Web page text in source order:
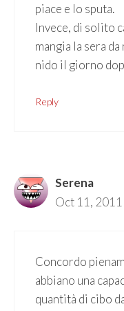
piace e lo sputa.
Invece, di solito
mangia la sera
nido il giorno
Reply
Serena
Oct 11,
Concordo
abbiano una
quantità di cibo